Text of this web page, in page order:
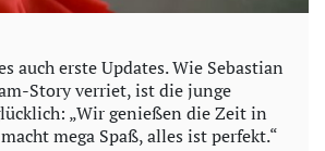
auch erste Updates. Wie Sebastian
Story verriet, ist die junge
„Wir genießen die Zeit in
mega Spaß, alles ist perfekt.“